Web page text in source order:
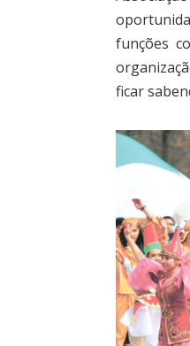
funções
ficar